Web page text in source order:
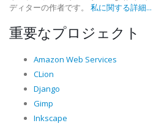
ディターの作者です。 私に関する詳細...
重要なプロジェクト
Amazon Web Services
CLion
Django
Gimp
Inkscape